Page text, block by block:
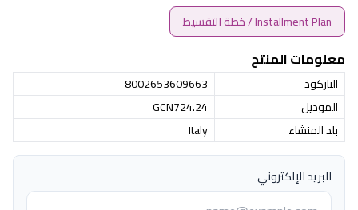
Installment Plan / خطة التقسيط
معلومات المنتج
الباركود
8002653609663
الموديل
GCN724.24
بلد المنشاء
Italy
البريد الإلكتروني